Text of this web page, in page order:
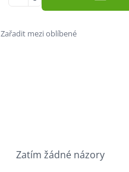
Zařadit mezi oblíbené
Zatím žádné názory